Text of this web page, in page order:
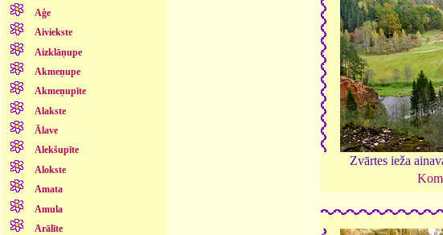
Aģe
Aiviekste
Aizklāņupe
Akmeņupe
Akmeņupīte
Alakste
Ālave
Alekšupīte
Alokste
Amata
Amula
Arālīte
Zvārtes ieža